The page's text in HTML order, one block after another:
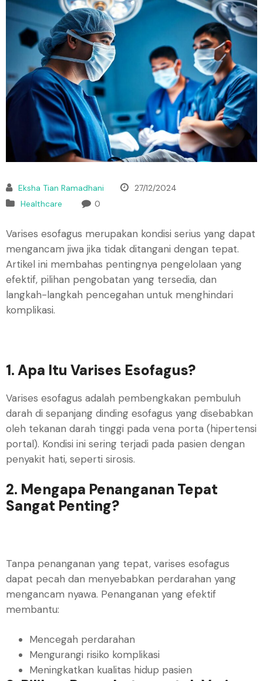
Eksha Tian Ramadhani
27/12/2024
Healthcare
0
Varises esofagus merupakan kondisi serius yang dapat
mengancam jiwa jika tidak ditangani dengan tepat.
Artikel ini membahas pentingnya pengelolaan yang
efektif, pilihan pengobatan yang tersedia, dan
langkah-langkah pencegahan untuk menghindari
komplikasi.
1. Apa Itu Varises Esofagus?
Varises esofagus adalah pembengkakan pembuluh
darah di sepanjang dinding esofagus yang disebabkan
oleh tekanan darah tinggi pada vena porta (hipertensi
portal). Kondisi ini sering terjadi pada pasien dengan
penyakit hati, seperti sirosis.
2. Mengapa Penanganan Tepat
Sangat Penting?
Tanpa penanganan yang tepat, varises esofagus
dapat pecah dan menyebabkan perdarahan yang
mengancam nyawa. Penanganan yang efektif
membantu:
Mencegah perdarahan
Mengurangi risiko komplikasi
Meningkatkan kualitas hidup pasien